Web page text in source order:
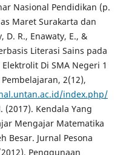
Nasional Pendidikan (p.
Maret Surakarta dan
D. R., Enawaty, E., &
Literasi Sains pada
Di SMA Negeri 1
2(12),
index.php/
Kendala Yang
Mengajar Matematika
Besar. Jurnal Pesona
Penggunaan